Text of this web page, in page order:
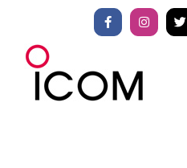
springen
FacebookInstagram
X